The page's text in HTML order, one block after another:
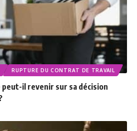
RUPTURE DU CONTRAT DE TRAVAIL
peut-il revenir sur sa décision